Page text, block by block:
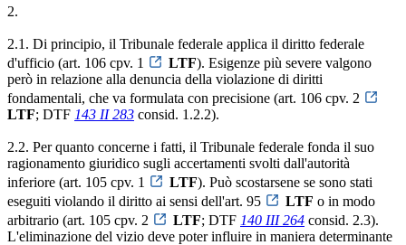
2.
2.1. Di principio, il Tribunale federale applica il diritto federale
d'ufficio (art. 106 cpv. 1
LTF). Esigenze più severe valgono
però in relazione alla denuncia della violazione di diritti
fondamentali, che va formulata con precisione (art. 106 cpv. 2
LTF; DTF 143 II 283 consid. 1.2.2).
2.2. Per quanto concerne i fatti, il Tribunale federale fonda il suo
ragionamento giuridico sugli accertamenti svolti dall'autorità
inferiore (art. 105 cpv. 1
LTF). Può scostarsene se sono stati
eseguiti violando il diritto ai sensi dell'art. 95
LTF o in modo
arbitrario (art. 105 cpv. 2
LTF; DTF 140 III 264 consid. 2.3).
L'eliminazione del vizio deve poter influire in maniera determinante